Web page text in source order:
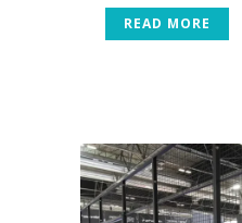
READ MORE